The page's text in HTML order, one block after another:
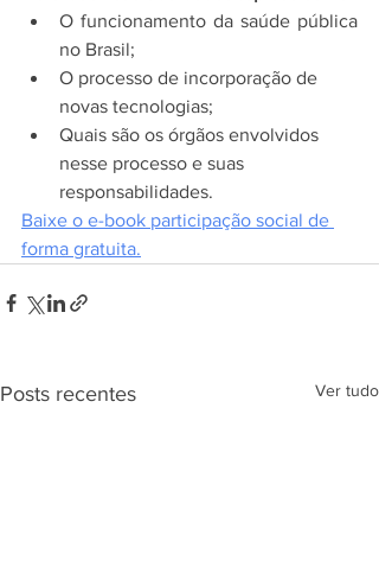
O funcionamento da saúde pública
no Brasil;
O processo de incorporação de
novas tecnologias;
Quais são os órgãos envolvidos
nesse processo e suas
responsabilidades.
Baixe o e-book participação social de
forma gratuita.
Posts recentes Ver tudo